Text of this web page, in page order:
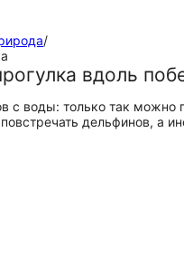
/
вдоль
с воды: только так
дельфинов, а